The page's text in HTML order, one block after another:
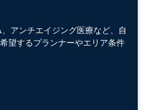
アンチエイジング医療など、自
望するプランナーやエリア条件